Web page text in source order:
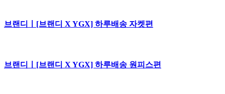
브랜디ㅣ[브랜디 X YGX] 하루배송 자켓편
브랜디ㅣ[브랜디 X YGX] 하루배송 원피스편